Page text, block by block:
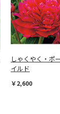
しゃくやく・ポ
イルド
￥2,600